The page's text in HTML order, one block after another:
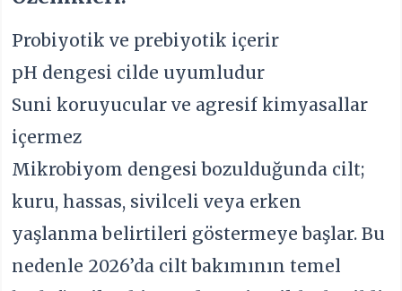
Probiyotik ve prebiyotik içerir
pH dengesi cilde uyumludur
Suni koruyucular ve agresif kimyasallar
içermez
Mikrobiyom dengesi bozulduğunda cilt;
kuru, hassas, sivilceli veya erken
yaşlanma belirtileri göstermeye başlar. Bu
nedenle 2026’da cilt bakımının temel